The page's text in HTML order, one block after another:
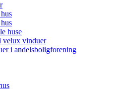
huse
velux vinduer
i andelsboligforening